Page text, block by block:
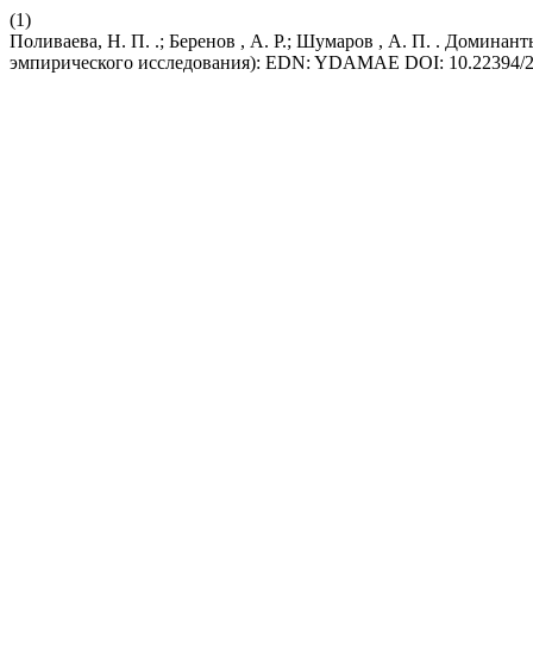
(1)
Поливаева, Н. П. .; Беренов , А. Р.; Шумаров , А. П. . Доминанты
эмпирического исследования): EDN: YDAMAE DOI: 10.22394/